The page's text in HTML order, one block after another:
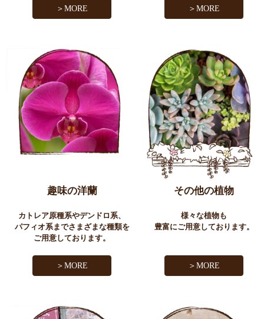
＞MORE ＞MORE
趣味の洋蘭
カトレア原種系やデンドロ系、
パフィオ系までさまざまな種類を
ご用意しております。
＞MORE
その他の植物
様々な植物も
豊富にご用意しております。
＞MORE